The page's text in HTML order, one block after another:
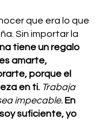
que era lo que
Sin importar la
tiene un regalo
amarte,
porque el
en ti. Trabaja
impecable. En
suficiente, yo